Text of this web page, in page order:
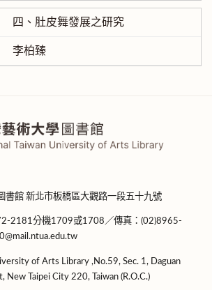
四、肚皮舞發展之研究
李柏臻
書館 新北市板橋區大觀路一段五十九號
2181分機1709或1708／傳真：(02)8965-
of Arts Library ,No.59, Sec. 1, Daguan
New Taipei City 220, Taiwan (R.O.C.)